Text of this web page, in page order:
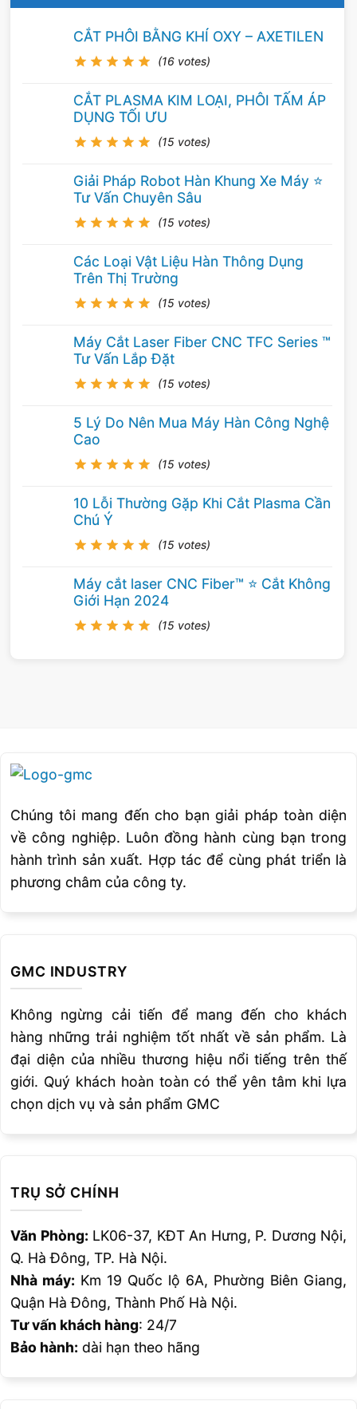
CẮT PHÔI BẰNG KHÍ OXY – AXETILEN
(16 votes)
CẮT PLASMA KIM LOẠI, PHÔI TẤM ÁP
DỤNG TỐI ƯU
(15 votes)
Giải Pháp Robot Hàn Khung Xe Máy ⭐️
Tư Vấn Chuyên Sâu
(15 votes)
Các Loại Vật Liệu Hàn Thông Dụng
Trên Thị Trường
(15 votes)
Máy Cắt Laser Fiber CNC TFC Series ™
Tư Vấn Lắp Đặt
(15 votes)
5 Lý Do Nên Mua Máy Hàn Công Nghệ
Cao
(15 votes)
10 Lỗi Thường Gặp Khi Cắt Plasma Cần
Chú Ý
(15 votes)
Máy cắt laser CNC Fiber™ ⭐️ Cắt Không
Giới Hạn 2024
(15 votes)
Chúng tôi mang đến cho bạn giải pháp toàn diện
về công nghiệp. Luôn đồng hành cùng bạn trong
hành trình sản xuất. Hợp tác để cùng phát triển là
phương châm của công ty.
GMC INDUSTRY
Không ngừng cải tiến để mang đến cho khách
hàng những trải nghiệm tốt nhất về sản phẩm. Là
đại diện của nhiều thương hiệu nổi tiếng trên thế
giới. Quý khách hoàn toàn có thể yên tâm khi lựa
chọn dịch vụ và sản phẩm GMC
TRỤ SỞ CHÍNH
Văn Phòng: LK06-37, KĐT An Hưng, P. Dương Nội,
Q. Hà Đông, TP. Hà Nội.
Nhà máy: Km 19 Quốc lộ 6A, Phường Biên Giang,
Quận Hà Đông, Thành Phố Hà Nội.
Tư vấn khách hàng: 24/7
Bảo hành: dài hạn theo hãng